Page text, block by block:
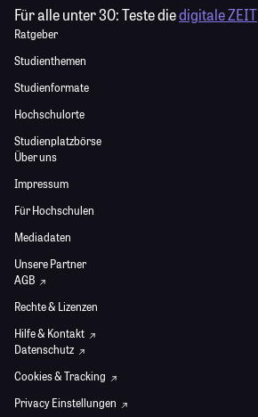
Für alle unter 30:Teste diedigitale ZEIT
Ratgeber
Studienthemen
Studienformate
Hochschulorte
Studienplatzbörse
Über uns
Impressum
Für Hochschulen
Mediadaten
Unsere Partner
AGB
Rechte & Lizenzen
Hilfe & Kontakt
Datenschutz
Cookies & Tracking
Privacy Einstellungen